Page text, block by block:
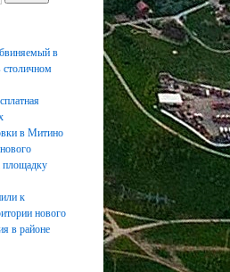
в
столичном
в Митино
площадку
к
нового
в районе